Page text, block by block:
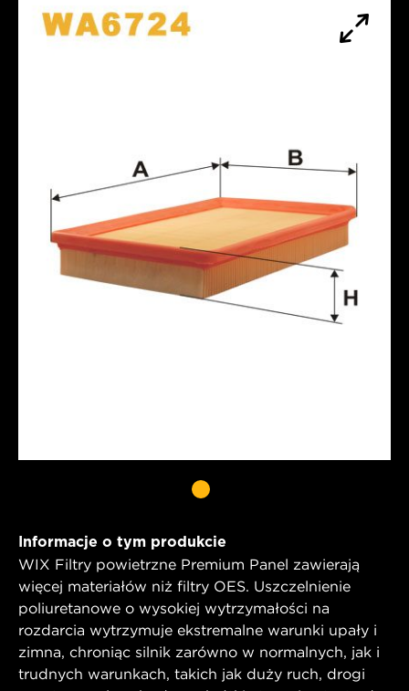
Informacje o tym produkcie
WIX Filtry powietrzne Premium Panel zawierają
więcej materiałów niż filtry OES. Uszczelnienie
poliuretanowe o wysokiej wytrzymałości na
rozdarcia wytrzymuje ekstremalne warunki upały i
zimna, chroniąc silnik zarówno w normalnych, jak i
trudnych warunkach, takich jak duży ruch, drogi